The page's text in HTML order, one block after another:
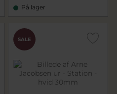
På lager
SALE